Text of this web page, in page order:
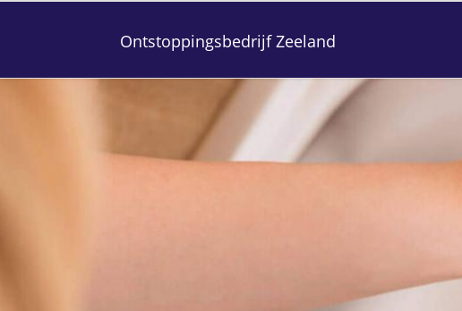
Ontstoppingsbedrijf Zeeland